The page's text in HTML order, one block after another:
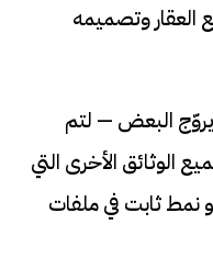
العقار وتصميمه
يروّج البعض — لتم
الوثائق الأخرى التي
ثابت في ملفات